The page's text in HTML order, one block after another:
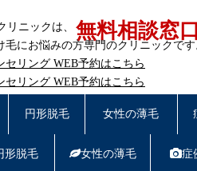
無料相談窓
リニックは、
毛にお悩みの方専門のクリニックです
セリング WEB予約はこちら
セリング WEB予約はこちら
円形脱毛 女性の薄毛
形脱毛 女性の薄毛 症